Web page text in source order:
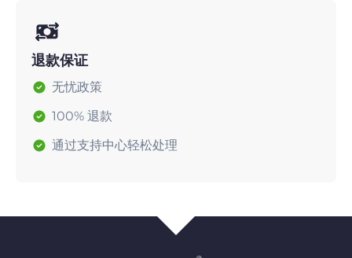
退款保证
无忧政策
100% 退款
通过支持中心轻松处理